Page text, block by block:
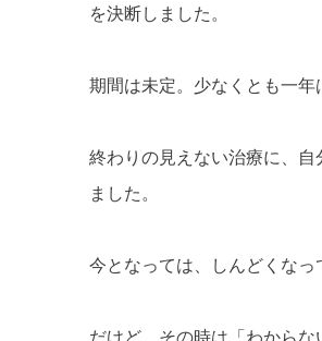
を決断しました。
期間は未定。少なくとも一年
終わりの見えない治療に、
ました。
今となっては、しんどくなっ